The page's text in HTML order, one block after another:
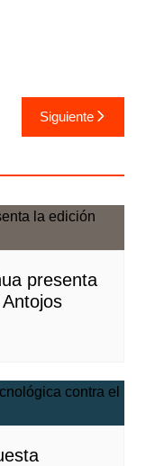
Siguiente
presenta